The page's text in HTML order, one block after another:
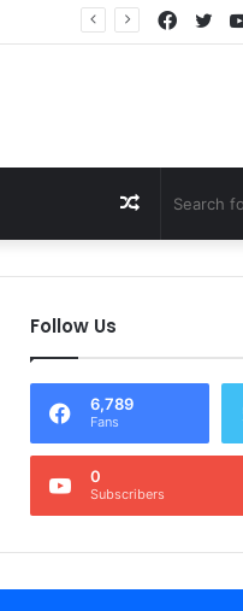
Random
Article
Follow Us
6,789
Fans
0
Subscribers